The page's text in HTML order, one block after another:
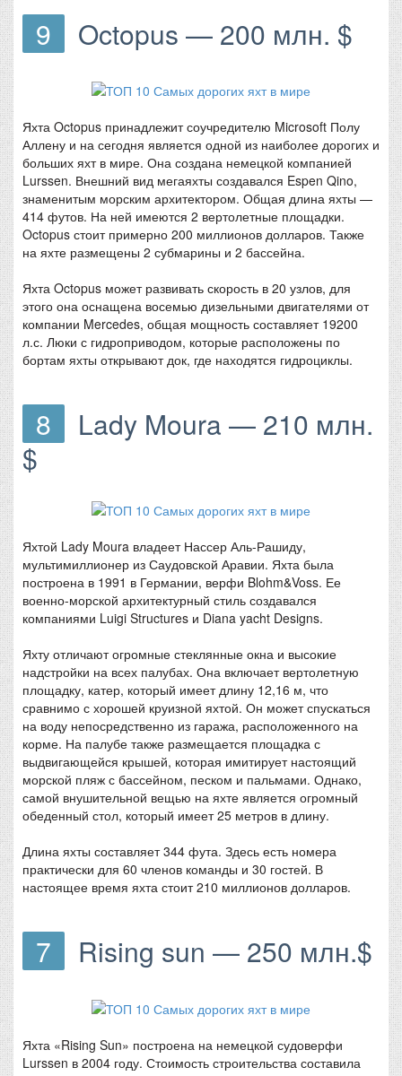
9 Octopus — 200 млн. $
Яхта Octopus принадлежит соучредителю Microsoft Полу
Аллену и на сегодня является одной из наиболее дорогих и
больших яхт в мире. Она создана немецкой компанией
Lurssen. Внешний вид мегаяхты создавался Espen Qino,
знаменитым морским архитектором. Общая длина яхты —
414 футов. На ней имеются 2 вертолетные площадки.
Octopus стоит примерно 200 миллионов долларов. Также
на яхте размещены 2 субмарины и 2 бассейна.
Яхта Octopus может развивать скорость в 20 узлов, для
этого она оснащена восемью дизельными двигателями от
компании Mercedes, общая мощность составляет 19200
л.с. Люки с гидроприводом, которые расположены по
бортам яхты открывают док, где находятся гидроциклы.
8
Lady Moura — 210 млн.
$
Яхтой Lady Moura владеет Нассер Аль-Рашиду,
мультимиллионер из Саудовской Аравии. Яхта была
построена в 1991 в Германии, верфи Blohm&Voss. Ее
военно-морской архитектурный стиль создавался
компаниями Luigi Structures и Diana yacht Designs.
Яхту отличают огромные стеклянные окна и высокие
надстройки на всех палубах. Она включает вертолетную
площадку, катер, который имеет длину 12,16 м, что
сравнимо с хорошей круизной яхтой. Он может спускаться
на воду непосредственно из гаража, расположенного на
корме. На палубе также размещается площадка с
выдвигающейся крышей, которая имитирует настоящий
морской пляж с бассейном, песком и пальмами. Однако,
самой внушительной вещью на яхте является огромный
обеденный стол, который имеет 25 метров в длину.
Длина яхты составляет 344 фута. Здесь есть номера
практически для 60 членов команды и 30 гостей. В
настоящее время яхта стоит 210 миллионов долларов.
7 Rising sun — 250 млн.$
Яхта «Rising Sun» построена на немецкой судоверфи
Lurssen в 2004 году. Стоимость строительства составила